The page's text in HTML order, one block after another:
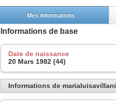
Mes informations
Informations de base
Date de naissance
20 Mars 1982 (44)
Informations de marialuisavillani